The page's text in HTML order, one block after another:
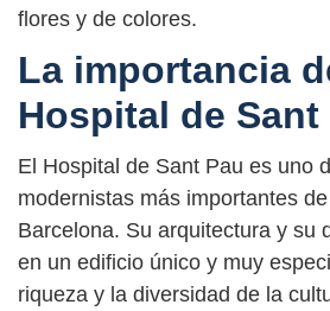
flores y de colores.
La importancia
Hospital de Sant
El Hospital de Sant Pau es uno
modernistas más importantes
Barcelona. Su arquitectura y su
en un edificio único y muy
riqueza y la diversidad de la